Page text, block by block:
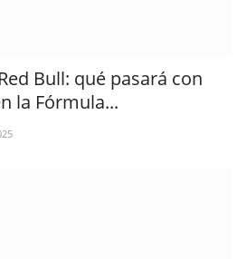
Bull: qué pasará con
la Fórmula...